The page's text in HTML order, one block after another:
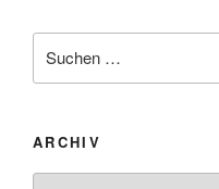
nach:
ARCHIV